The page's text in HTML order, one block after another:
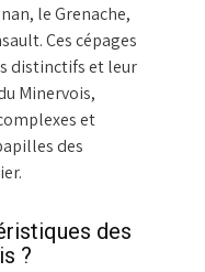
le Grenache,
Ces cépages
distinctifs et leur
Minervois,
et
des
des
?